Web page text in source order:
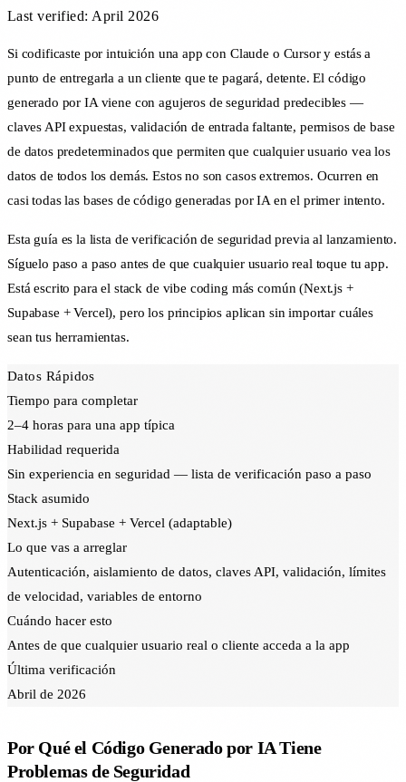
Last verified: April 2026
Si codificaste por intuición una app con Claude o Cursor y estás a
punto de entregarla a un cliente que te pagará, detente. El código
generado por IA viene con agujeros de seguridad predecibles —
claves API expuestas, validación de entrada faltante, permisos de base
de datos predeterminados que permiten que cualquier usuario vea los
datos de todos los demás. Estos no son casos extremos. Ocurren en
casi todas las bases de código generadas por IA en el primer intento.
Esta guía es la lista de verificación de seguridad previa al lanzamiento.
Síguelo paso a paso antes de que cualquier usuario real toque tu app.
Está escrito para el stack de vibe coding más común (Next.js +
Supabase + Vercel), pero los principios aplican sin importar cuáles
sean tus herramientas.
Datos Rápidos
Tiempo para completar
2–4 horas para una app típica
Habilidad requerida
Sin experiencia en seguridad — lista de verificación paso a paso
Stack asumido
Next.js + Supabase + Vercel (adaptable)
Lo que vas a arreglar
Autenticación, aislamiento de datos, claves API, validación, límites
de velocidad, variables de entorno
Cuándo hacer esto
Antes de que cualquier usuario real o cliente acceda a la app
Última verificación
Abril de 2026
Por Qué el Código Generado por IA Tiene
Problemas de Seguridad